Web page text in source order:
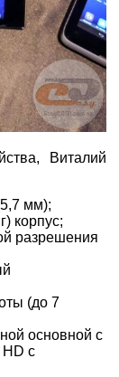
Виталий
мм);
корпус;
разрешения
(до 7
основной с
с